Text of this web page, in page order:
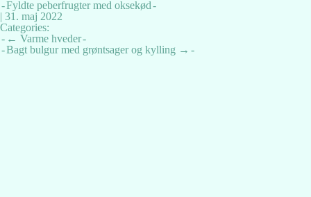
Fyldte peberfrugter med oksekød
| 31. maj 2022
Categories:
Indlægsnavigation
← Varme hveder
Bagt bulgur med grøntsager og kylling →